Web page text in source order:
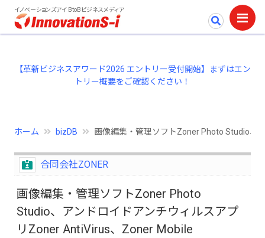
イノベーションズアイ BtoBビジネスメディア
【革新ビジネスアワード2026 エントリー受付開始】まずはエン
トリー概要をご確認ください！
ホーム bizDB 画像編集・管理ソフトZoner Photo Studio、
合同会社ZONER
画像編集・管理ソフトZoner Photo
Studio、アンドロイドアンチウィルスアプ
リZoner AntiVirus、Zoner Mobile